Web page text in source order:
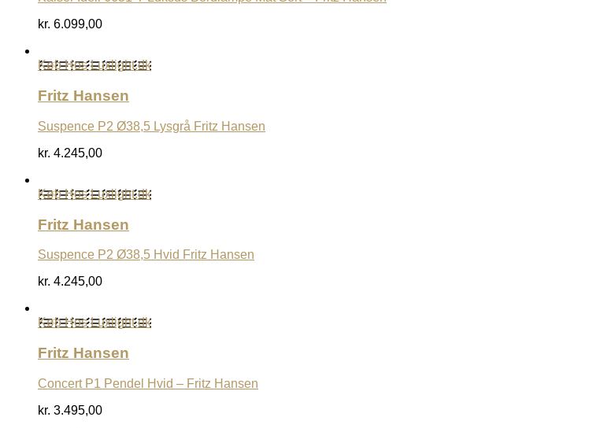
kr. 6.099,00
Køb Hos Luxlight.dk
Fritz Hansen
Suspence P2 Ø38,5 Lysgrå Fritz Hansen
kr. 4.245,00
Køb Hos Luxlight.dk
Fritz Hansen
Suspence P2 Ø38,5 Hvid Fritz Hansen
kr. 4.245,00
Køb Hos Luxlight.dk
Fritz Hansen
Concert P1 Pendel Hvid – Fritz Hansen
kr. 3.495,00